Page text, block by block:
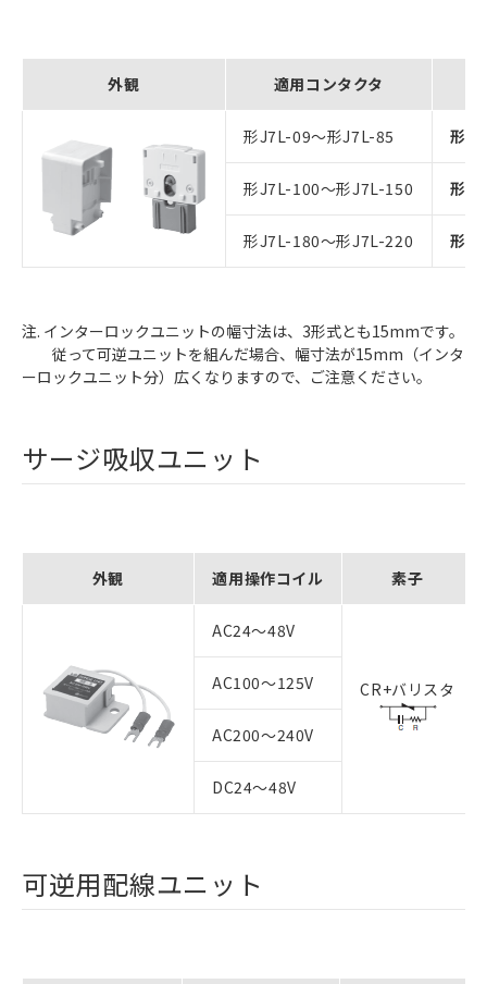
外観 適用コンタクタ
形J7L-09～形J7L-85 形
形J7L-100～形J7L-150 形
形J7L-180～形J7L-220 形
注. インターロックユニットの幅寸法は、3形式とも15mmです。
従って可逆ユニットを組んだ場合、幅寸法が15mm（インタ
ーロックユニット分）広くなりますので、ご注意ください。
サージ吸収ユニット
外観 適用操作コイル 素子
AC24～48V
CR+バリスタ
AC100～125V
AC200～240V
DC24～48V
可逆用配線ユニット